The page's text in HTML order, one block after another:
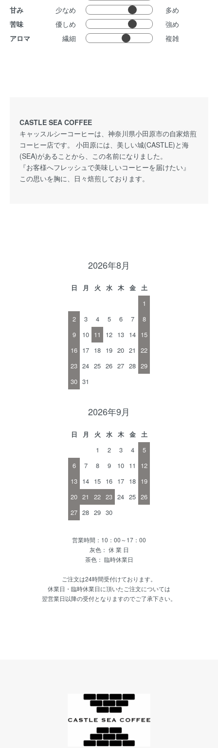
甘み
少なめ
多め
苦味
優しめ
強め
アロマ
繊細 複雑
CASTLE SEA COFFEE
キャッスルシーコーヒーは、神奈川県小田原市の自家焙煎
コーヒー店です。 小田原には、美しい城(CASTLE)と海
(SEA)があることから、この名前になりました。
『お客様へフレッシュで美味しいコーヒーを届けたい』
この思いを胸に、日々焙煎しております。
2026年8月
日 月 火 水 木 金
土
1
2
3 4 5 6 7
8
9
10 11 12 13 14 15
16 17 18 19 20 21
22
23 24 25 26 27 28 29
30 31
2026年9月
日 月 火 水 木 金
土
1
2 3 4
5
6
7 8 9 10 11
12
13 14 15 16 17 18 19
20 21 22 23 24 25 26
27 28 29 30
営業時間：10：00～17：00
灰色： 休 業 日
茶色： 臨時休業日
ご注文は24時間受付けております。
休業日・臨時休業日に頂いたご注文については
翌営業日以降の受付となりますのでご了承下さい。